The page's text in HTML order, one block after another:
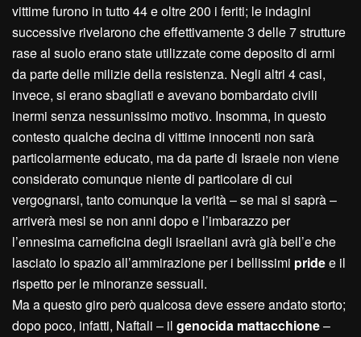
vittime furono in tutto 44 e oltre 200 i feriti; le indagini
successive rivelarono che effettivamente 3 delle 7 strutture
rase al suolo erano state utilizzate come deposito di armi
da parte delle milizie della resistenza. Negli altri 4 casi,
invece, si erano sbagliati e avevano bombardato civili
inermi senza nessunissimo motivo. Insomma, in questo
contesto qualche decina di vittime innocenti non sarà
particolarmente educato, ma da parte di Israele non viene
considerato comunque niente di particolare di cui
vergognarsi, tanto comunque la verità – se mai si saprà –
arriverà mesi se non anni dopo e l’imbarazzo per
l’ennesima carneficina degli israeliani avrà già bell’e che
lasciato lo spazio all’ammirazione per i bellissimi pridee il
rispetto per le minoranze sessuali.
Ma a questo giro però qualcosa deve essere andato storto;
dopo poco, infatti, Naftali – il genocida mattacchione–